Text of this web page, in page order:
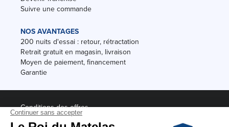
Suivre une commande
NOS AVANTAGES
200 nuits d'essai : retour, rétractation
Retrait gratuit en magasin, livraison
Moyen de paiement, financement
Garantie
Conditions des offres
Black Friday